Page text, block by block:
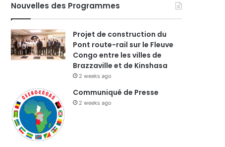
Nouvelles des Programmes
Projet de construction du
Pont route-rail sur le Fleuve
Congo entre les villes de
Brazzaville et de Kinshasa
2 weeks ago
Communiqué de Presse
2 weeks ago